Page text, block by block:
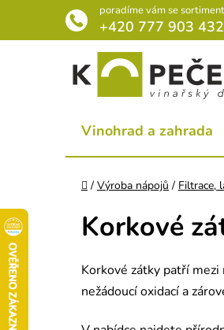
obsah
poradíme vám se
+420 777 903 432
Vinohrad a zahrada
Domů
/ Výroba nápojů / Filtrace,
Korkové
Korkové zátky patří
nežádoucí oxidací a